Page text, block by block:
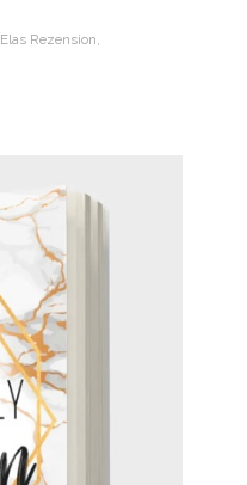
Elas Rezension,